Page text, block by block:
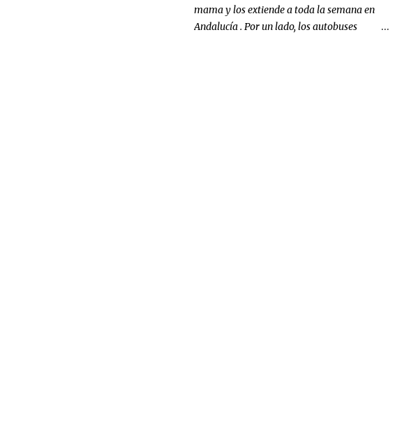
mama y los extiende a toda la semana en
Andalucía . Por un lado, los autobuses